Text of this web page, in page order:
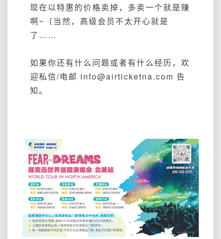
现在以特惠的价格卖掉，多卖一个就是赚
啊~（当然，高级会员不太开心就是
了……
如果你还有什么问题或者有什么经历，欢
迎私信/电邮 info@airticketna.com 告
知。